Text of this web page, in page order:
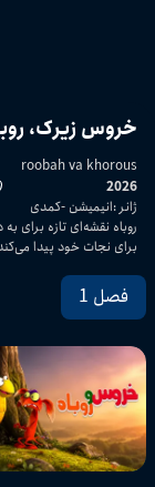
خروس زیرک،
roobah va khorous
2026
ژانر:انیمیشن کمدی
روباه نقشه‌ای تازه برای
برای نجات خود پیدا
فصل 1